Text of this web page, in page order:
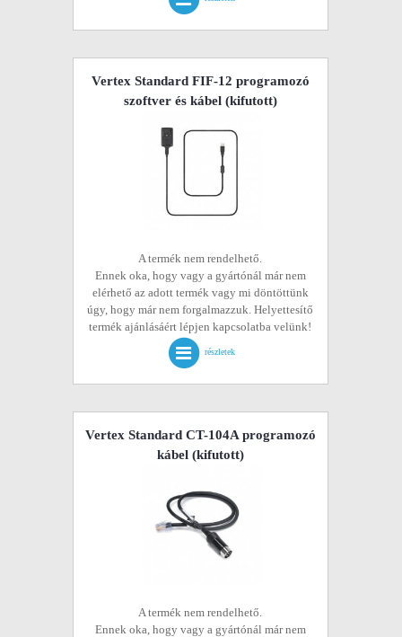
Vertex Standard FIF-12 programozó
szoftver és kábel(kifutott)
A termék nem rendelhető.
Ennek oka, hogy vagy a gyártónál már nem
elérhető az adott termék vagy mi döntöttünk
úgy, hogy már nem forgalmazzuk. Helyettesítő
termék ajánlásáért lépjen kapcsolatba velünk!
részletek
Vertex Standard CT-104A programozó
kábel(kifutott)
A termék nem rendelhető.
Ennek oka, hogy vagy a gyártónál már nem